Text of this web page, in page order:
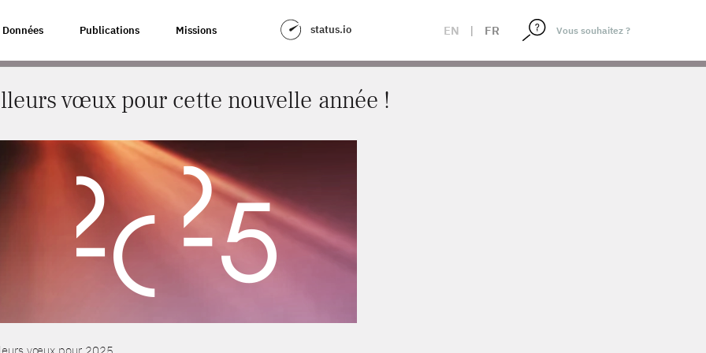
Données Publications Missions status.io EN | FR
NOUVELLE ANNÉE !
vœux pour cette nouvelle année !